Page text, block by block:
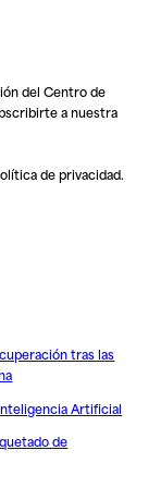
del Centro de
a nuestra
de privacidad.
tras las
Artificial
de